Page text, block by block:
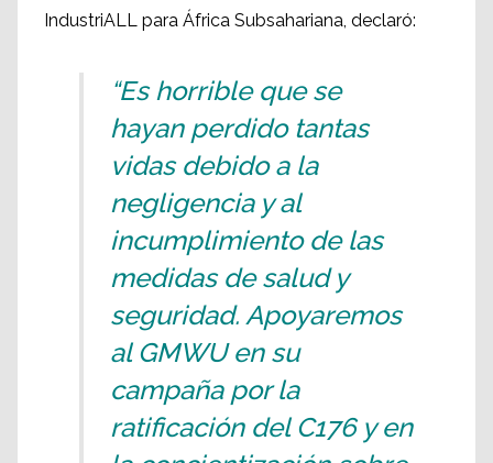
IndustriALL para África Subsahariana, declaró:
“Es horrible que se
hayan perdido tantas
vidas debido a la
negligencia y al
incumplimiento de las
medidas de salud y
seguridad. Apoyaremos
al GMWU en su
campaña por la
ratificación del C176 y en